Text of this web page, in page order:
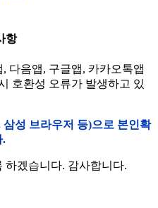
항
다음앱, 구글앱, 카카오톡앱
호환성 오류가 발생하고 있
성 브라우저 등)으로 본인확
.
하겠습니다. 감사합니다.